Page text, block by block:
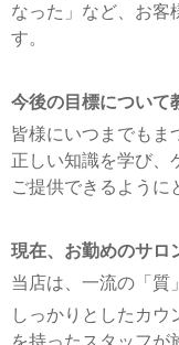
なった」など、お客
す。
今後の目標について
皆様にいつまでもま
正しい知識を学び、
ご提供できるように
現在、お勤めのサロ
当店は、一流の「質
しっかりとしたカ
を持ったスタッフが